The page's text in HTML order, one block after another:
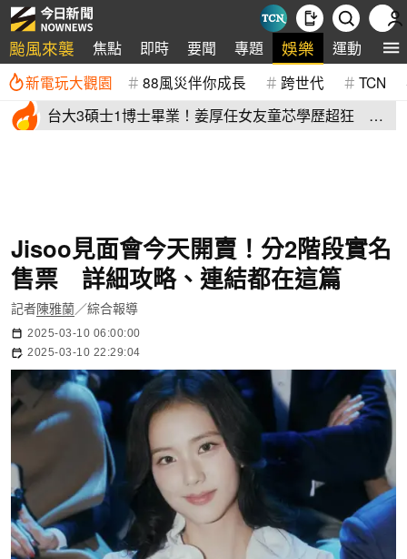
颱風來襲 焦點 即時 要聞 專題 娛樂 運動 全
新電玩大觀園 88風災伴你成長 跨世代 TCN
台大3碩士1博士畢業！姜厚任女友童芯學歷超狂 他
Jisoo見面會今天開賣！分2階段實名
售票 詳細攻略、連結都在這篇
記者陳雅蘭／綜合報導
2025-03-10 06:00:00
2025-03-10 22:29:04